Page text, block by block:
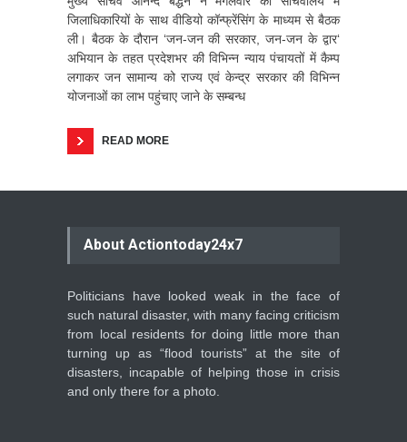
जिलाधिकारियों के साथ वीडियो कॉन्फ्रेंसिंग के माध्यम से बैठक
ली। बैठक के दौरान ‘जन-जन की सरकार, जन-जन के द्वार‘
अभियान के तहत प्रदेशभर की विभिन्न न्याय पंचायतों में कैम्प
लगाकर जन सामान्य को राज्य एवं केन्द्र सरकार की विभिन्न
योजनाओं का लाभ पहुंचाए जाने के सम्बन्ध
READ MORE
About Actiontoday24x7
Politicians have looked weak in the face of
such natural disaster, with many facing criticism
from local residents for doing little more than
turning up as “flood tourists” at the site of
disasters, incapable of helping those in crisis
and only there for a photo.